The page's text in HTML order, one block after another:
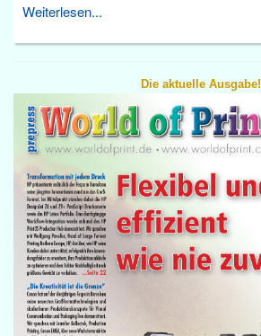
Weiterlesen...
Die aktuelle Ausgabe!